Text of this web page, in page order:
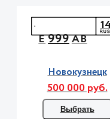
Е999АВ
Новокузнецк
500 000 руб.
Выбрать